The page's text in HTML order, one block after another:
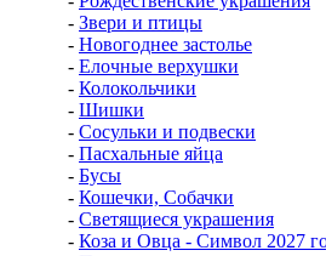
- Звери и птицы
- Новогоднее застолье
- Елочные верхушки
- Колокольчики
- Шишки
- Сосульки и подвески
- Пасхальные яйца
- Бусы
- Кошечки, Собачки
- Светящиеся украшения
- Коза и Овца - Символ 2027